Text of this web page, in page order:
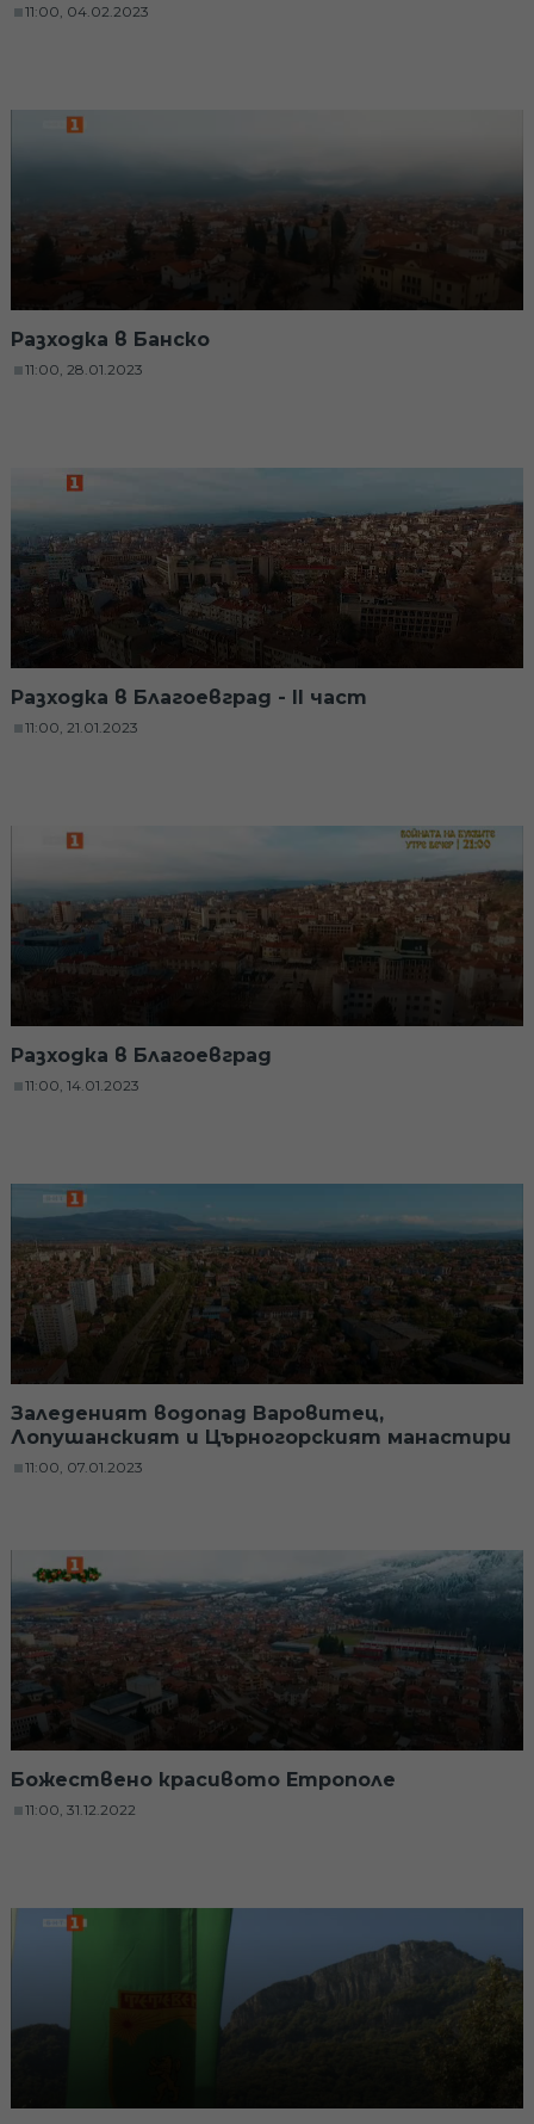
11:00, 04.02.2023
Разходка в Банско
11:00, 28.01.2023
Разходка в Благоевград - II част
11:00, 21.01.2023
Разходка в Благоевград
11:00, 14.01.2023
Заледеният водопад Варовитец,
Лопушанският и Църногорският манастири
11:00, 07.01.2023
Божествено красивото Етрополe
11:00, 31.12.2022